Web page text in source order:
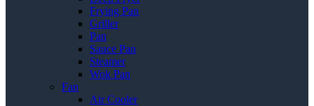
Frying Pan
Griller
Pan
Sauce Pan
Steamer
Wok Pan
Fan
Air Cooler